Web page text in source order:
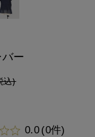
ー
込)
0.0 (0件)